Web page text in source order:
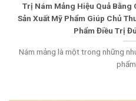
Trị Nám Mảng Hiệu Quả Bằng
Sản Xuất Mỹ Phẩm Giúp Chủ
Phẩm Điều Trị
Nám mảng là một trong những
phẩm